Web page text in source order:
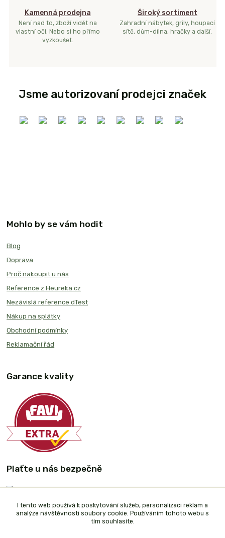
Kamenná prodejna
Není nad to, zboží vidět na
vlastní oči. Nebo si ho přímo
vyzkoušet.
Široký sortiment
Zahradní nábytek, grily, houpací
sítě, dům-dílna, hračky a další.
Jsme autorizovaní prodejci značek
Mohlo by se vám hodit
Blog
Doprava
Proč nakoupit u nás
Reference z Heureka.cz
Nezávislá reference dTest
Nákup na splátky
Obchodní podmínky
Reklamační řád
Garance kvality
Plaťte u nás bezpečně
I tento web používá k poskytování služeb, personalizaci reklam a
analýze návštěvnosti soubory cookie. Používáním tohoto webu s
tím souhlasíte.